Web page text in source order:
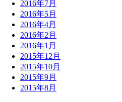
2016年7月
2016年5月
2016年4月
2016年2月
2016年1月
2015年12月
2015年10月
2015年9月
2015年8月